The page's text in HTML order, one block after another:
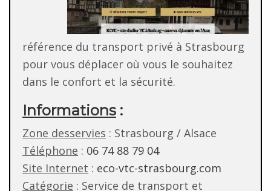
référence du transport privé à Strasbourg
pour vous déplacer où vous le souhaitez
dans le confort et la sécurité.
Informations :
Zone desservies : Strasbourg / Alsace
Téléphone : 06 74 88 79 04
Site Internet : eco-vtc-strasbourg.com
Catégorie : Service de transport et